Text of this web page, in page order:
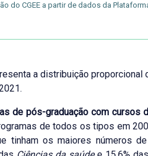
do CGEE a partir de dados da
a distribuição
de pós-graduação com cursos
de todos os tipos em
tinham os maiores números